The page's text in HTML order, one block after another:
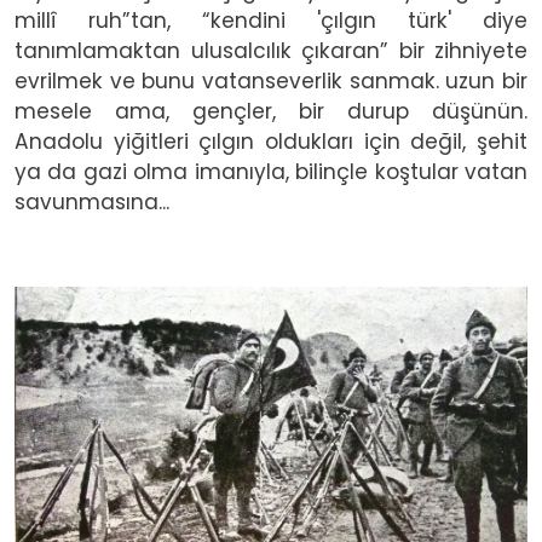
millî ruh”tan, “kendini 'çılgın türk' diye
tanımlamaktan ulusalcılık çıkaran” bir zihniyete
evrilmek ve bunu vatanseverlik sanmak. uzun bir
mesele ama, gençler, bir durup düşünün.
Anadolu yiğitleri çılgın oldukları için değil, şehit
ya da gazi olma imanıyla, bilinçle koştular vatan
savunmasına...
Image